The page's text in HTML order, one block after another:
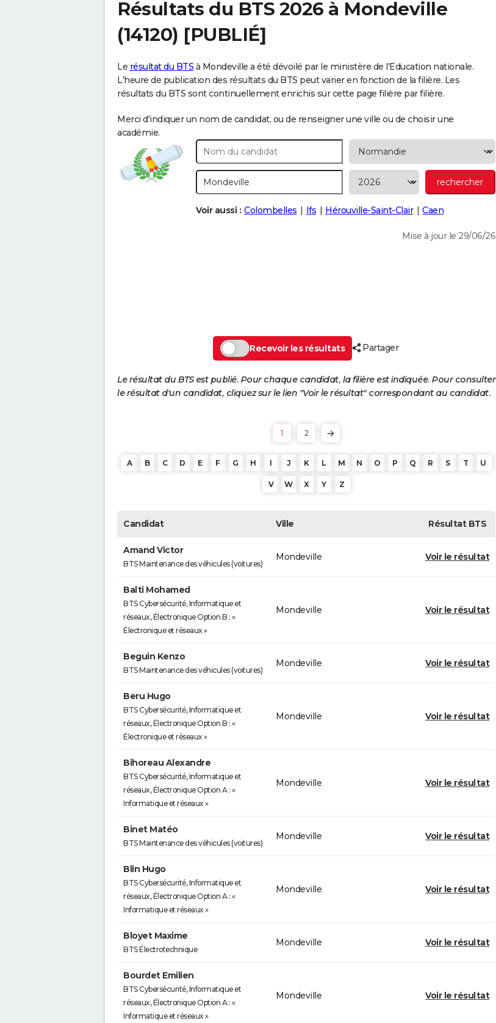
Résultats du BTS 2026 à Mondeville
(14120) [PUBLIÉ]
Le résultat du BTS à Mondeville a été dévoilé par le ministère de l'Education nationale.
L'heure de publication des résultats du BTS peut varier en fonction de la filière. Les
résultats du BTS sont continuellement enrichis sur cette page filière par filière.
Merci d'indiquer un nom de candidat, ou de renseigner une ville ou de choisir une
académie.
Voir aussi : Colombelles Ifs Hérouville-Saint-Clair Caen
Mise à jour le 29/06/26
Recevoir les résultats Partager
Le résultat du BTS est publié. Pour chaque candidat, la filière est indiquée. Pour consulter
le résultat d'un candidat, cliquez sur le lien "Voir le résultat" correspondant au candidat.
1 2
A B C D E F G H I J K L M N O P Q R S T U
V W X Y Z
Candidat Ville RésultatBTS
Amand Victor
BTS Maintenance des véhicules (voitures)
Mondeville Voir le résultat
Balti Mohamed
BTS Cybersécurité, Informatique et
réseaux, Électronique Option B : «
Électronique et réseaux »
Mondeville Voir le résultat
Beguin Kenzo
BTS Maintenance des véhicules (voitures)
Mondeville Voir le résultat
Beru Hugo
BTS Cybersécurité, Informatique et
réseaux, Électronique Option B : «
Électronique et réseaux »
Mondeville Voir le résultat
Bihoreau Alexandre
BTS Cybersécurité, Informatique et
réseaux, Électronique Option A : «
Informatique et réseaux »
Mondeville Voir le résultat
Binet Matéo
BTS Maintenance des véhicules (voitures)
Mondeville Voir le résultat
Blin Hugo
BTS Cybersécurité, Informatique et
réseaux, Électronique Option A : «
Informatique et réseaux »
Mondeville Voir le résultat
Bloyet Maxime
BTS Électrotechnique
Mondeville Voir le résultat
Bourdet Emilien
BTS Cybersécurité, Informatique et
réseaux, Électronique Option A : «
Informatique et réseaux »
Mondeville Voir le résultat